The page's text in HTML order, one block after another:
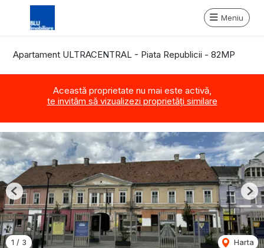
Meniu
Apartament ULTRACENTRAL - Piata Republicii - 82MP
Această proprietate nu mai este activă,
te invităm să vizualizezi proprietăți similare
1 / 3 Harta
Previous